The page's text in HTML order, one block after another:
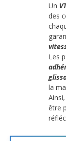
Un
des
Les
la
être